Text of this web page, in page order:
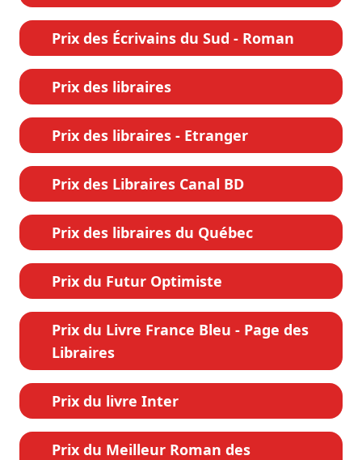
Prix des Écrivains du Sud - Roman
Prix des libraires
Prix des libraires - Etranger
Prix des Libraires Canal BD
Prix des libraires du Québec
Prix du Futur Optimiste
Prix du Livre France Bleu - Page des
Libraires
Prix du livre Inter
Prix du Meilleur Roman des